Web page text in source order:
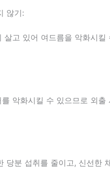
않기:
살고 있어 여드름을 악화시
악화시킬 수 있으므로 외
당분 섭취를 줄이고, 신선한